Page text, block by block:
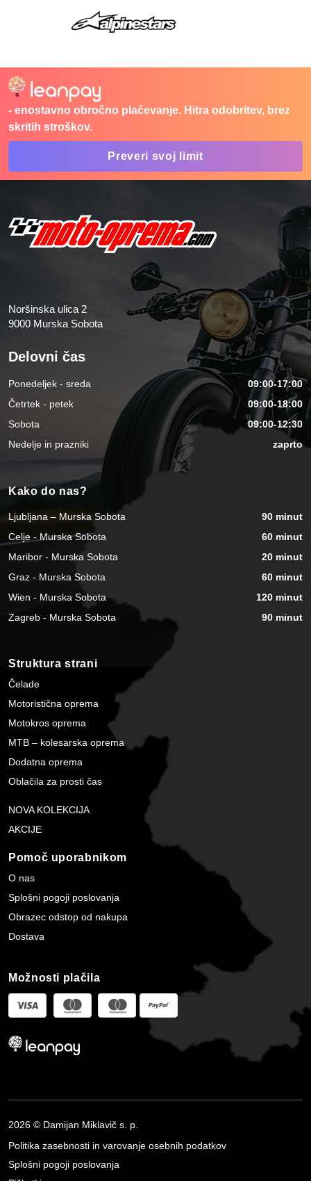
- enostavno obročno plačevanje. Hitra odobritev, brez
skritih stroškov.
Preveri svoj limit
Noršinska ulica 2
9000 Murska Sobota
Delovni čas
Ponedeljek - sreda
09:00-17:00
Četrtek - petek
09:00-18:00
Sobota
09:00-12:30
Nedelje in prazniki
zaprto
Kako do nas?
Ljubljana – Murska Sobota
90 minut
Celje - Murska Sobota
60 minut
Maribor - Murska Sobota
20 minut
Graz - Murska Sobota
60 minut
Wien - Murska Sobota
120 minut
Zagreb - Murska Sobota
90 minut
Struktura strani
Čelade
Motoristična oprema
Motokros oprema
MTB – kolesarska oprema
Dodatna oprema
Oblačila za prosti čas
NOVA KOLEKCIJA
AKCIJE
Pomoč uporabnikom
O nas
Splošni pogoji poslovanja
Obrazec odstop od nakupa
Dostava
Možnosti plačila
2026 © Damijan Miklavič s. p.
Politika zasebnosti in varovanje osebnih podatkov
Splošni pogoji poslovanja